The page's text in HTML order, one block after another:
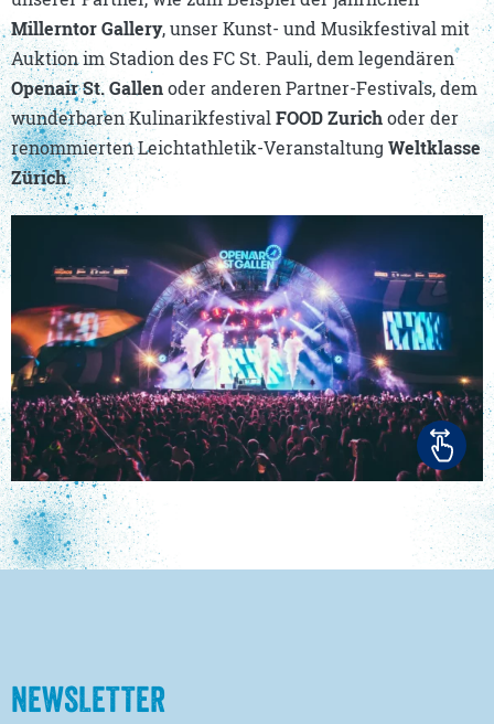
Millerntor Gallery, unser Kunst- und Musikfestival mit
Auktion im Stadion des FC St. Pauli, dem legendären
Openair St. Gallenoder anderen Partner-Festivals, dem
wunderbaren KulinarikfestivalFOOD Zurichoder der
renommierten Leichtathletik-Veranstaltung Weltklasse
Zürich.
NEWSLETTER